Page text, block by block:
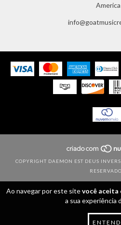
Ao navegar por este sitevocê aceita
a sua experiência
America
COPYRIGHT DAEMON EST DEUS